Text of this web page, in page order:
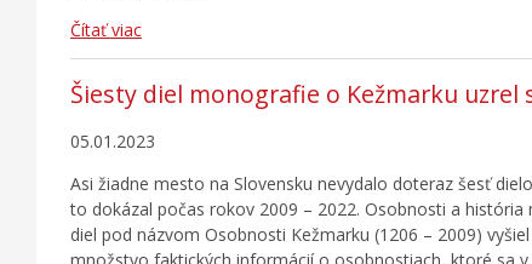
Čítať viac
Šiesty diel monografie o Kežmarku uzrel
05.01.2023
Asi žiadne mesto na Slovensku nevydalo doteraz šesť
to dokázal počas rokov 2009 – 2022. Osobnosti a história
diel pod názvom Osobnosti Kežmarku (1206 – 2009)
množstvo faktických informácií o osobnostiach, ktoré sa